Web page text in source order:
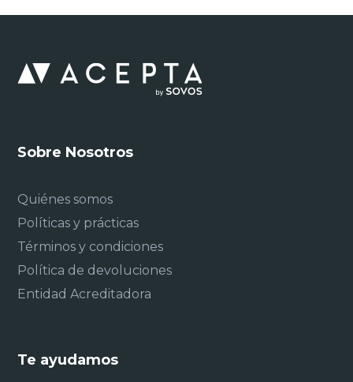
Sobre Nosotros
Quiénes somos
Políticas y prácticas
Términos y condiciones
Política de devoluciones
Entidad Acreditadora
Te ayudamos